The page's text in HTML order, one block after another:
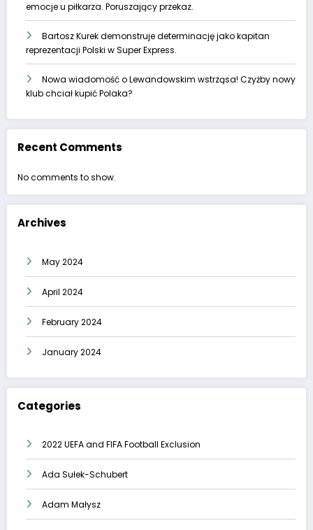
emocje u piłkarza. Poruszający przekaz.
Bartosz Kurek demonstruje determinację jako kapitan
reprezentacji Polski w Super Express.
Nowa wiadomość o Lewandowskim wstrząsa! Czyżby nowy
klub chciał kupić Polaka?
Recent Comments
No comments to show.
Archives
May 2024
April 2024
February 2024
January 2024
Categories
2022 UEFA and FIFA Football Exclusion
Ada Sułek-Schubert
Adam Małysz